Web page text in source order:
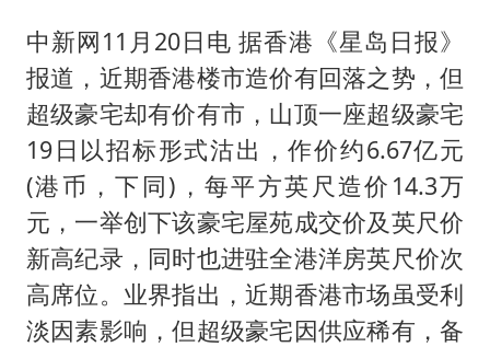
周星驰妈妈现身香港首映礼
上海地铁4条线路全线停运
4.2平卫生间补漏注胶花1.55万
56岁刘奕君跟13岁女儿合跳
三预警齐发 11个省份有大到暴雨
“还不如不放假”
梅婷12岁女儿百花奖发言
从科技创新看开局起步的时与势
中新网11月20日电 据香港《星岛日报》
报道，近期香港楼市造价有回落之势，但
超级豪宅却有价有市，山顶一座超级豪宅
19日以招标形式沽出，作价约6.67亿元
(港币，下同)，每平方英尺造价14.3万
元，一举创下该豪宅屋苑成交价及英尺价
新高纪录，同时也进驻全港洋房英尺价次
高席位。业界指出，近期香港市场虽受利
淡因素影响，但超级豪宅因供应稀有，备